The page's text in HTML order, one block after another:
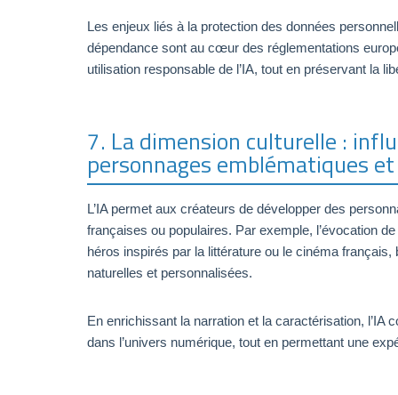
Les enjeux liés à la protection des données
dépendance sont au cœur des réglementations
utilisation responsable de l’IA, tout en préservant la
7. La dimension culturelle :
personnages emblématiques
L’IA permet aux créateurs de développer des
françaises ou populaires. Par exemple, l’évocation
héros inspirés par la littérature ou le cinéma
naturelles et personnalisées.
En enrichissant la narration et la caractérisation, l’IA
dans l’univers numérique, tout en permettant une